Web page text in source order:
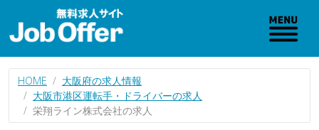
HOME
大阪府の求人情報
大阪市港区運転手・ドライバーの求人
栄翔ライン株式会社の求人